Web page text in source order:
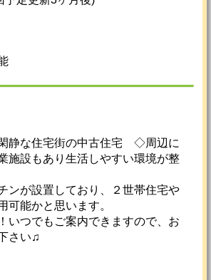
静な住宅街の中古住宅 ◇周辺に
施設もあり生活しやすい環境が整
ンが設置しており、２世帯住宅や
可能かと思います。
いつでもご案内できますので、お
さい♫